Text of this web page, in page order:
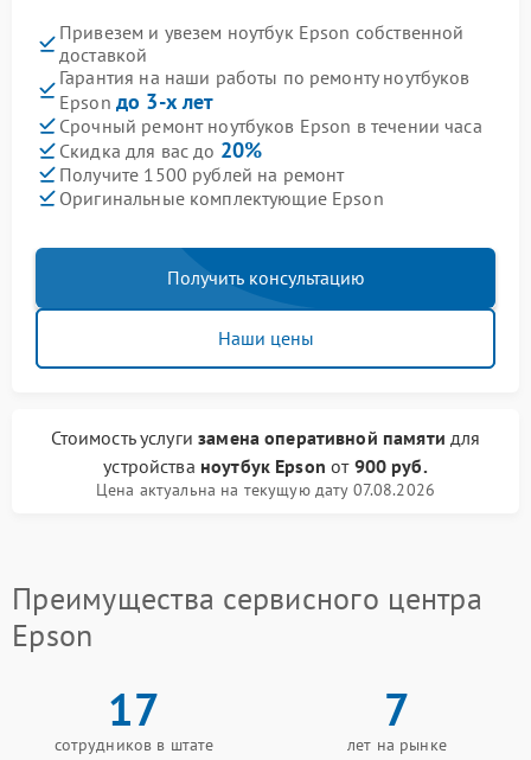
Привезем и увезем ноутбук Epson собственной
доставкой
Гарантия на наши работы по ремонту ноутбуков
Epson до 3-х лет
Срочный ремонт ноутбуков Epson в течении часа
Скидка для вас до 20%
Получите 1500 рублей на ремонт
Оригинальные комплектующие Epson
Получить консультацию
Наши цены
Стоимость услугизамена оперативной памяти для
устройства ноутбук Epson от 900 руб.
Цена актуальна на текущую дату 07.08.2026
Преимущества сервисного центра
Epson
17
сотрудников в штате
7
лет на рынке